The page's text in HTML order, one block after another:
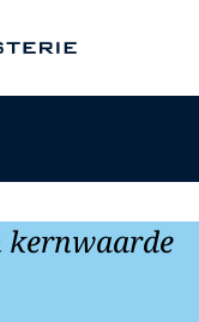
kernwaarde